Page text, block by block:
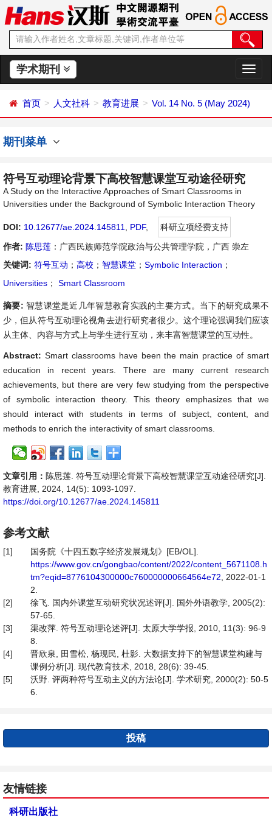
学术期刊
切
换
航
首页 人文社科 教育进展 Vol. 14 No. 5 (May 2024)
期刊菜单
符号互动理论背景下高校智慧课堂互动途径研究
A Study on the Interactive Approaches of Smart Classrooms in
Universities under the Background of Symbolic Interaction Theory
DOI: 10.12677/ae.2024.145811 PDF,
科研立项经费支持
作者: 陈思莲 ：广西民族师范学院政治与公共管理学院，广西 崇左
关键词: 符号互动 ； 高校 ； 智慧课堂 ； Symbolic Interaction ；
Universities ； Smart Classroom
摘要: 智慧课堂是近几年智慧教育实践的主要方式。当下的研究成果不
少，但从符号互动理论视角去进行研究者很少。这个理论强调我们应该
从主体、内容与方式上与学生进行互动，来丰富智慧课堂的互动性。
Abstract: Smart classrooms have been the main practice of smart
education in recent years. There are many current research
achievements, but there are very few studying from the perspective
of symbolic interaction theory. This theory emphasizes that we
should interact with students in terms of subject, content, and
methods to enrich the interactivity of smart classrooms.
文章引用： 陈思莲. 符号互动理论背景下高校智慧课堂互动途径研究[J].
教育进展, 2024, 14(5): 1093-1097.
https://doi.org/10.12677/ae.2024.145811
参考文献
[1]
国务院《十四五数字经济发展规划》[EB/OL].
https://www.gov.cn/gongbao/content/2022/content_5671108.h
tm?eqid=8776104300000c760000000664564e72 , 2022-01-1
2.
[2]
徐飞. 国内外课堂互动研究状况述评[J]. 国外外语教学, 2005(2):
57-65.
[3]
渠改萍. 符号互动理论述评[J]. 太原大学学报, 2010, 11(3): 96-9
8.
[4]
晋欣泉, 田雪松, 杨现民, 杜影. 大数据支持下的智慧课堂构建与
课例分析[J]. 现代教育技术, 2018, 28(6): 39-45.
[5]
沃野. 评两种符号互动主义的方法论[J]. 学术研究, 2000(2): 50-5
6.
投稿
友情链接
科研出版社